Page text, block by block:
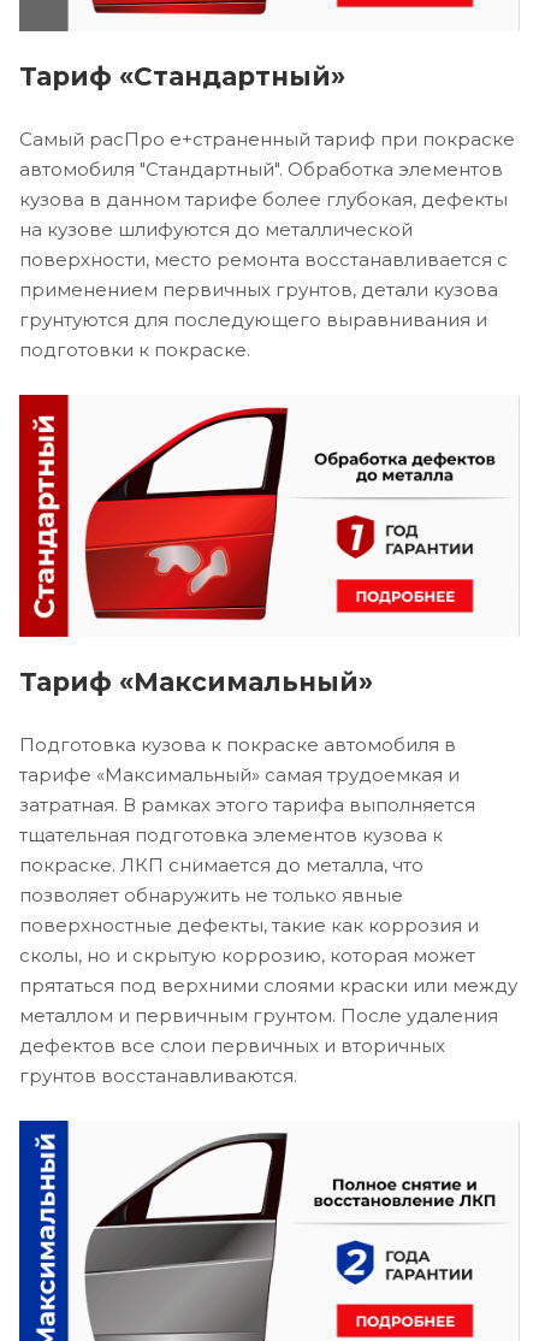
Тариф «Стандартный»
Самый расПро е+страненный тариф при покраске
автомобиля "Стандартный". Обработка элементов
кузова в данном тарифе более глубокая, дефекты
на кузове шлифуются до металлической
поверхности, место ремонта восстанавливается с
применением первичных грунтов, детали кузова
грунтуются для последующего выравнивания и
подготовки к покраске.
Тариф «Максимальный»
Подготовка кузова к покраске автомобиля в
тарифе «Максимальный» самая трудоемкая и
затратная. В рамках этого тарифа выполняется
тщательная подготовка элементов кузова к
покраске. ЛКП снимается до металла, что
позволяет обнаружить не только явные
поверхностные дефекты, такие как коррозия и
сколы, но и скрытую коррозию, которая может
прятаться под верхними слоями краски или между
металлом и первичным грунтом. После удаления
дефектов все слои первичных и вторичных
грунтов восстанавливаются.